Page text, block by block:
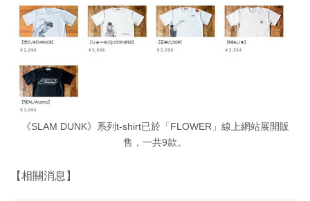
《SLAM DUNK》系列t-shirt已於「FLOWER」線上網站展開販
售，一共9款。
【相關消息】